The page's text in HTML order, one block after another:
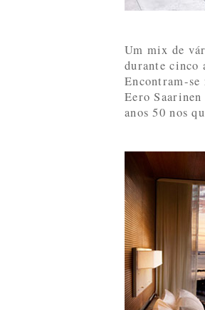
Um mix de
durante cinco
Encontram-
Eero
anos 50 nos